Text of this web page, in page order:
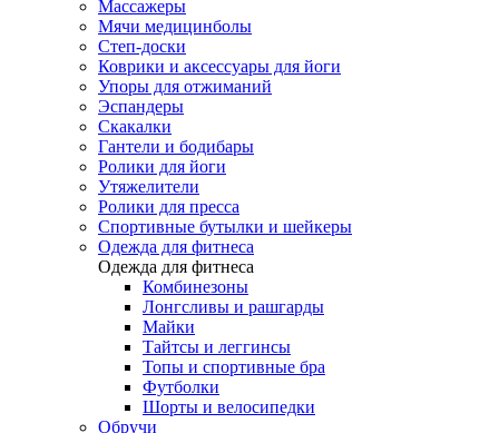
Массажеры
Мячи медицинболы
Степ-доски
Коврики и аксессуары для йоги
Упоры для отжиманий
Эспандеры
Скакалки
Гантели и бодибары
Ролики для йоги
Утяжелители
Ролики для пресса
Спортивные бутылки и шейкеры
Одежда для фитнеса
Одежда для фитнеса
Комбинезоны
Лонгсливы и рашгарды
Майки
Тайтсы и леггинсы
Топы и спортивные бра
Футболки
Шорты и велосипедки
Обручи